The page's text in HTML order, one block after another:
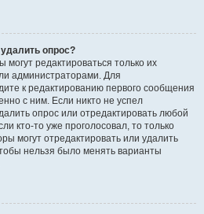
опрос?
редактироваться только их
администраторами. Для
к редактированию первого сообщения
с ним. Если никто не успел
опрос или отредактировать любой
кто-то уже проголосовал, то только
могут отредактировать или удалить
нельзя было менять варианты